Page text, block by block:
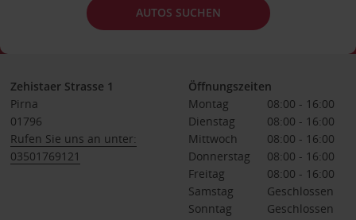
AUTOS SUCHEN
Zehistaer Strasse 1
Pirna
01796
Rufen Sie uns an unter:
03501769121
Öffnungszeiten
Montag
08:00 - 16:00
Dienstag
08:00 - 16:00
Mittwoch
08:00 - 16:00
Donnerstag
08:00 - 16:00
Freitag
08:00 - 16:00
Samstag
Geschlossen
Sonntag
Geschlossen